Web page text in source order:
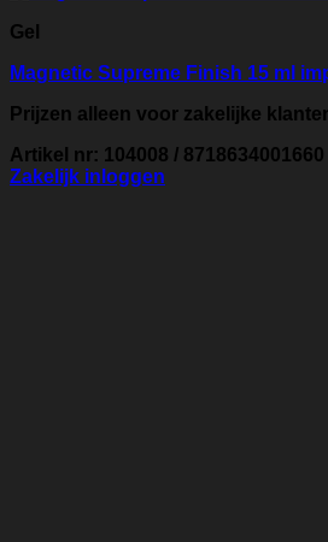
Gel
Magnetic Supreme Finish 15 ml
Prijzen alleen voor zakelijke
Artikel nr: 104008 / 8718634001660
Zakelijk inloggen